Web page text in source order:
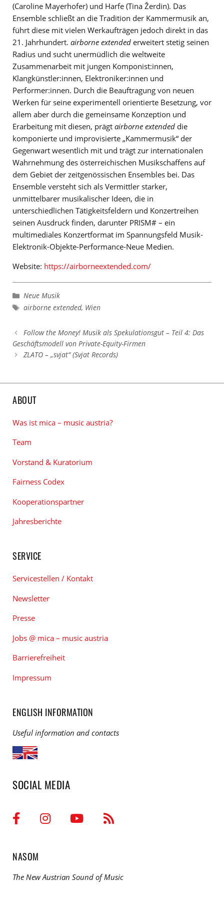
(Caroline Mayerhofer) und Harfe (Tina Žerdin). Das
Ensemble schließt an die Tradition der Kammermusik an,
führt diese mit vielen Werkaufträgen jedoch direkt in das
21. Jahrhundert. airborne extended erweitert stetig seinen
Radius und sucht unermüdlich die weltweite
Zusammenarbeit mit jungen Komponist:innen,
Klangkünstler:innen, Elektroniker:innen und
Performer:innen. Durch die Beauftragung von neuen
Werken für seine experimentell orientierte Besetzung, vor
allem aber durch die gemeinsame Konzeption und
Erarbeitung mit diesen, prägt airborne extended die
komponierte und improvisierte „Kammermusik“ der
Gegenwart wesentlich mit und trägt zur internationalen
Wahrnehmung des österreichischen Musikschaffens auf
dem Gebiet der zeitgenössischen Ensembles bei. Das
Ensemble versteht sich als Vermittler starker,
unmittelbarer musikalischer Ideen, die in
unterschiedlichen Tätigkeitsfeldern und Konzertreihen
seinen Ausdruck finden, darunter PRISM# – ein
multimediales Konzertformat im Spannungsfeld Musik-
Elektronik-Objekte-Performance-Neue Medien.
Website: https://airborneextended.com/
Kategorien
Neue Musik
Schlagwörter
airborne extended, Wien
Follow the Money! Musik als Spekulationsgut – Teil 4: Das
Geschäftsmodell von Private-Equity-Firmen
ZLATO – „svjat“ (Svjat Records)
ABOUT
Was ist mica – music austria?
Team
Vorstand & Kuratorium
Fairness Codex
Kooperationspartner
Jahresberichte
SERVICE
Servicestellen / Kontakt
Newsletter
Presse
Jobs @ mica – music austria
Barrierefreiheit
Impressum
ENGLISH INFORMATION
Useful information and contacts
SOCIAL MEDIA
NASOM
The New Austrian Sound of Music